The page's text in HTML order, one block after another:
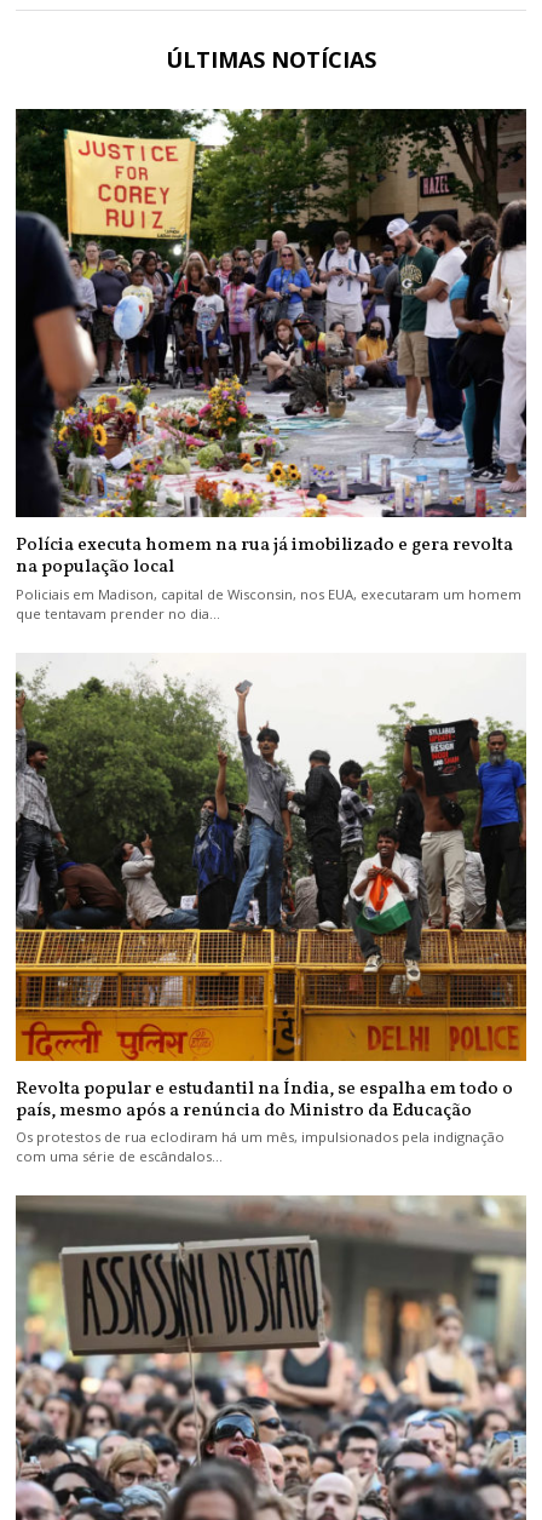
ÚLTIMAS NOTÍCIAS
Polícia executa homem na rua já imobilizado e gera revolta
na população local
Policiais em Madison, capital de Wisconsin, nos EUA, executaram um homem
que tentavam prender no dia…
Revolta popular e estudantil na Índia, se espalha em todo o
país, mesmo após a renúncia do Ministro da Educação
Os protestos de rua eclodiram há um mês, impulsionados pela indignação
com uma série de escândalos…